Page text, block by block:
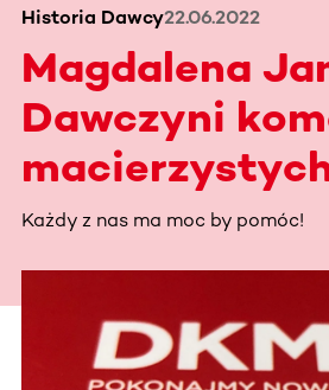
Historia Dawcy22.06.2022
Magdalena
Dawczyni
Każdy z nas ma moc by pomóc!